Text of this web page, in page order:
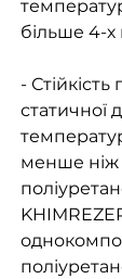
більше 4-х
-
статичної
менше ніж